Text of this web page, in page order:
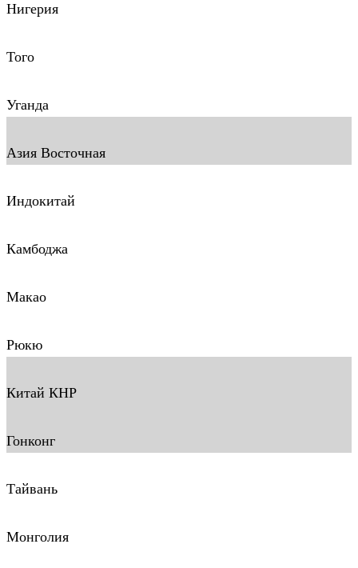
Нигерия
Того
Уганда
Азия Восточная
Индокитай
Камбоджа
Макао
Рюкю
Китай КНР
Гонконг
Тайвань
Монголия